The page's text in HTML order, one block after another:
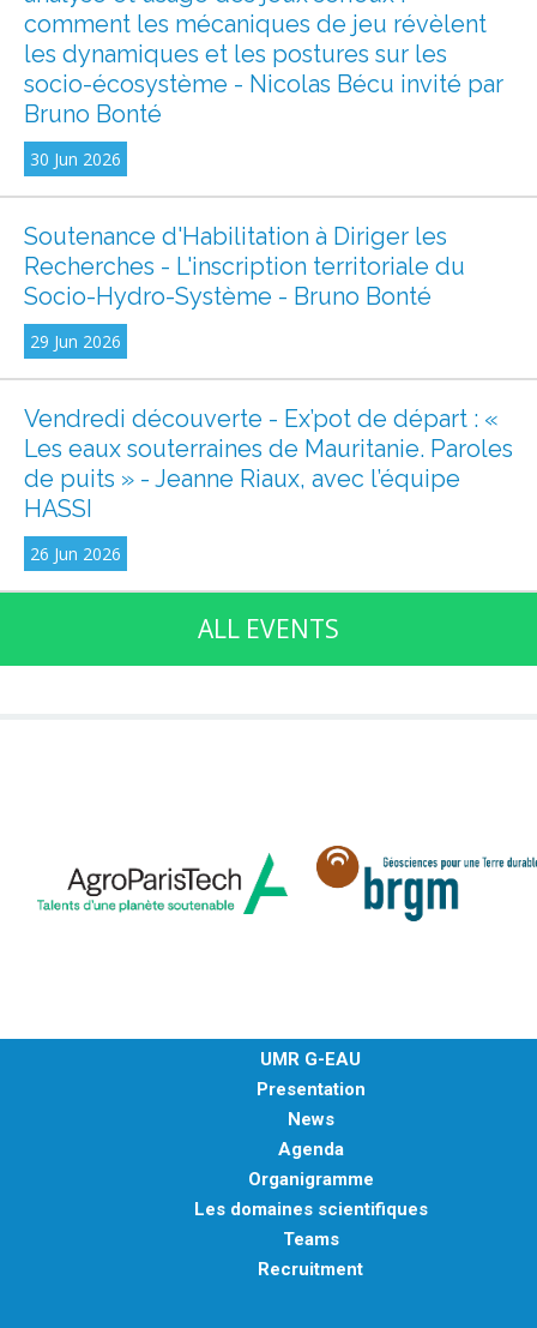
comment les mécaniques de jeu révèlent
les dynamiques et les postures sur les
socio-écosystème - Nicolas Bécu invité par
Bruno Bonté
30 Jun 2026
Soutenance d'Habilitation à Diriger les
Recherches - L'inscription territoriale du
Socio-Hydro-Système - Bruno Bonté
29 Jun 2026
Vendredi découverte - Ex’pot de départ : «
Les eaux souterraines de Mauritanie. Paroles
de puits » - Jeanne Riaux, avec l’équipe
HASSI
26 Jun 2026
ALL EVENTS
UMR G-EAU
Presentation
News
Agenda
Organigramme
Les domaines scientifiques
Teams
Recruitment